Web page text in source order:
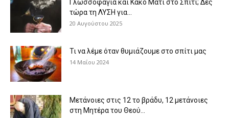
Γλωσσοφαγιά και Κακό Μάτι στο Σπίτι; Δες
τώρα τη ΛΥΣΗ για...
20 Αυγούστου 2025
Τι να λέμε όταν θυμιάζουμε στο σπίτι μας
14 Μαΐου 2024
Μετάνοιες στις 12 το βράδυ, 12 μετάνοιες
στη Μητέρα του Θεού...